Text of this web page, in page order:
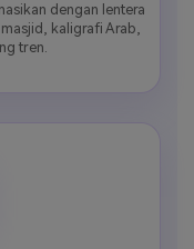
dengan lentera
kaligrafi Arab,
tren.